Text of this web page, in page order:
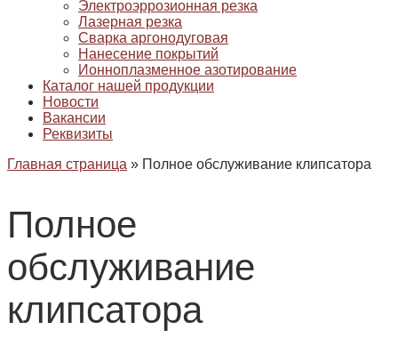
Электроэррозионная резка
Лазерная резка
Сварка аргонодуговая
Нанесение покрытий
Ионноплазменное азотирование
Каталог нашей продукции
Новости
Вакансии
Реквизиты
Главная страница » Полное обслуживание клипсатора
Полное
обслуживание
клипсатора